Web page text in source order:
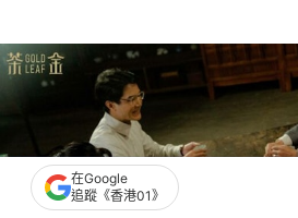
在Google
追蹤《香港01》